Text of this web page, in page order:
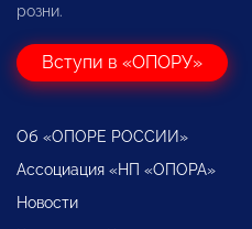
розни.
Вступи в «ОПОРУ»
Об «ОПОРЕ РОССИИ»
Ассоциация «НП «ОПОРА»
Новости